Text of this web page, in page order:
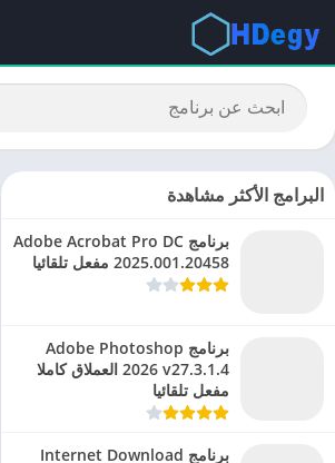
البرامج الأكثر مشاهدة
برنامج Adobe Acrobat Pro DC
2025.001.20458 مفعل تلقائيا
برنامج Adobe Photoshop
2026 v27.3.1.4 العملاق كاملا
مفعل تلقائيا
برنامج Internet Download